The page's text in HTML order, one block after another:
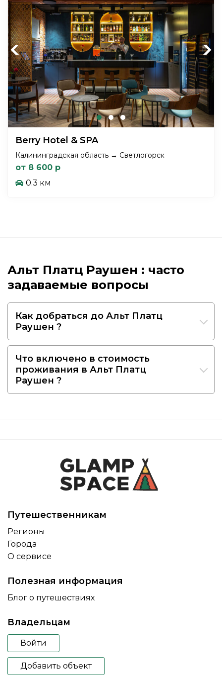
Previous Next
Berry Hotel & SPA
Калининградская область → Светлогорск
от 8 600 р
0.3 км
Альт Платц Раушен : часто
задаваемые вопросы
Как добраться до Альт Платц
Раушен ?
Что включено в стоимость
проживания в Альт Платц
Раушен ?
Путешественникам
Регионы
Города
О сервисе
Полезная информация
Блог о путешествиях
Владельцам
Войти
Добавить объект